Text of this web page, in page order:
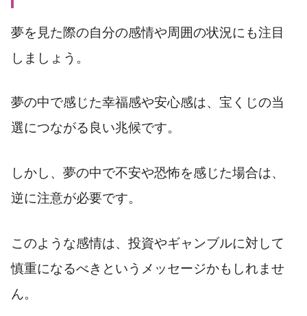
夢を見た際の自分の感情や周囲の状況にも注目
しましょう。
夢の中で感じた幸福感や安心感は、宝くじの当
選につながる良い兆候です。
しかし、夢の中で不安や恐怖を感じた場合は、
逆に注意が必要です。
このような感情は、投資やギャンブルに対して
慎重になるべきというメッセージかもしれませ
ん。